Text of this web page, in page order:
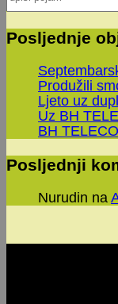
Posljednje
Produžili
Ljeto uz
Uz BH
BH
Posljednji
Nurudin na